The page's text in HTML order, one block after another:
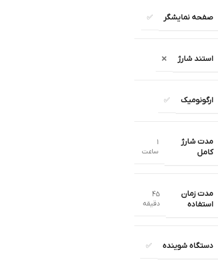
صفحه نمایشگر ✅
استند شارژ ❌
ارگونومیک ✅
مدت شارژ
کامل
1
ساعت
مدت زمان
استفاده
45
دقیقه
دستگاه شوینده ✅